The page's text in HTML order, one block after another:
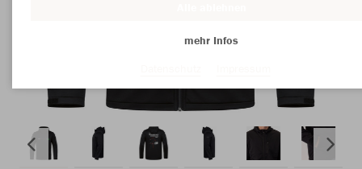
mehr Infos